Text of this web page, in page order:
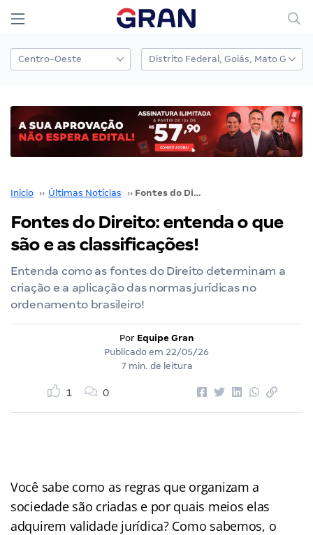
Início ›› Últimas Notícias ›› Fontes do Direito: entenda o que são e as classificações!
Fontes do Direito: entenda o que
são e as classificações!
Entenda como as fontes do Direito determinam a
criação e a aplicação das normas jurídicas no
ordenamento brasileiro!
Por Equipe Gran
Publicado em 22/05/26
7 min. de leitura
1 0
Você sabe como as regras que organizam a
sociedade são criadas e por quais meios elas
adquirem validade jurídica? Como sabemos, o